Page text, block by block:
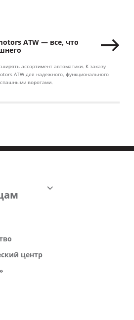
ATW — все, что
ассортимент автоматики. К заказу
ATW для надежного, функционального
воротами.
центр